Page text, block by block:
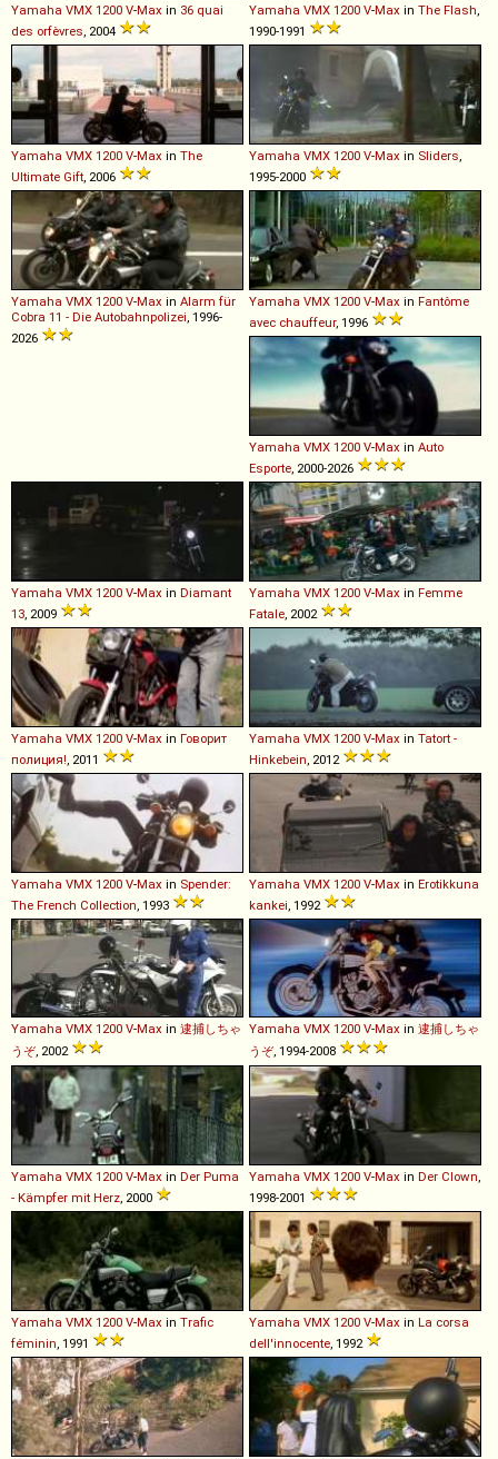
Yamaha VMX 1200 V-Max in 36 quai
des orfèvres , 2004
Yamaha VMX 1200 V-Max in The Flash
1990-1991
Yamaha VMX 1200 V-Max in The
Ultimate Gift , 2006
Yamaha VMX 1200 V-Max in Sliders
1995-2000
Yamaha VMX 1200 V-Max in Alarm für
Cobra 11 - Die Autobahnpolizei , 1996-
2026
Yamaha VMX 1200 V-Max in Fantôme
avec chauffeur, 1996
Yamaha VMX 1200 V-Max in Auto
Esporte , 2000-2026
Yamaha VMX 1200 V-Max in Diamant
13 , 2009
Yamaha VMX 1200 V-Max in Femme
Fatale , 2002
Yamaha VMX 1200 V-Max in Говорит
полиция! , 2011
Yamaha VMX 1200 V-Max in Tatort -
Hinkebein , 2012
Yamaha VMX 1200 V-Max in Spender:
The French Collection , 1993
Yamaha VMX 1200 V-Max in Erotikkuna
kankei , 1992
Yamaha VMX 1200 V-Max in 逮捕しちゃ
うぞ, 2002
Yamaha VMX 1200 V-Max in 逮捕しちゃ
うぞ, 1994-2008
Yamaha VMX 1200 V-Max in Der Puma
- Kämpfer mit Herz, 2000
Yamaha VMX 1200 V-Max in Der Clown,
1998-2001
Yamaha VMX 1200 V-Max in Trafic
féminin, 1991
Yamaha VMX 1200 V-Max in La corsa
dell'innocente, 1992